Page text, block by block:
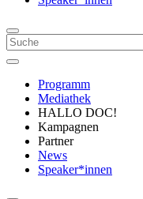
Programm
Mediathek
HALLO DOC!
Kampagnen
Partner
News
Speaker*innen